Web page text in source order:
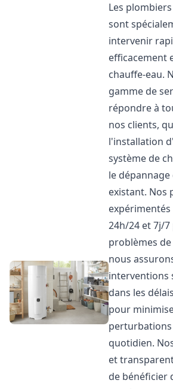
Les
sont
intervenir
efficacement
chauffe-eau.
gamme de
répondre à
nos clients,
l'installation
système de
le
existant. Nos
24h/24 et 7j/
problèmes
nous
interventions
dans les
pour
quotidien.
et
de bénéficier